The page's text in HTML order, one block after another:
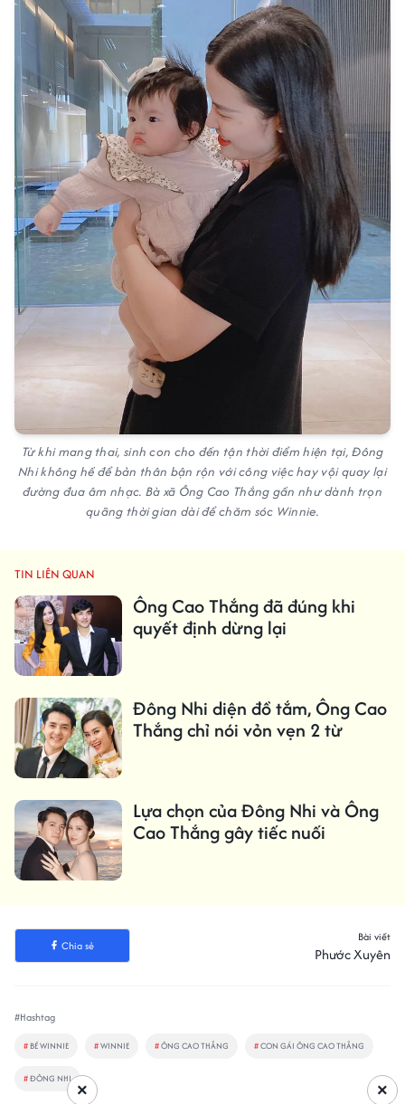
Từ khi mang thai, sinh con cho đến tận thời điểm hiện tại, Đông
Nhi không hề để bản thân bận rộn với công việc hay vội quay lại
đường đua âm nhạc. Bà xã Ông Cao Thắng gần như dành trọn
quãng thời gian dài để chăm sóc Winnie.
TIN LIÊN QUAN
Ông Cao Thắng đã đúng khi
quyết định dừng lại
Đông Nhi diện đồ tắm, Ông Cao
Thắng chỉ nói vỏn vẹn 2 từ
Lựa chọn của Đông Nhi và Ông
Cao Thắng gây tiếc nuối
Chia sẻ
Bài viết
Phước Xuyên
#Hashtag
# BÉ WINNIE #WINNIE #ÔNG CAO THẮNG #CON GÁI ÔNG CAO THẮNG
#ĐÔNG NHI
×
×